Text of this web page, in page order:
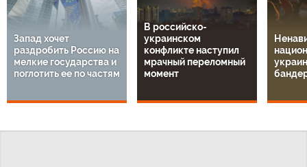
Запад хочет
раздробить Россию на
мелкие государства и
поглотить ее по частям
В российско-
украинском
конфликте наступил
мрачный переломный
момент